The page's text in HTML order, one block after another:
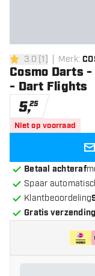
3 score sterren
3.0 [1] Merk:
Cosmo Darts
- Dart Flights
5,25
Niet op voorraad
Betaal achteraf
Spaar
Klantbeoordeling
Gratis